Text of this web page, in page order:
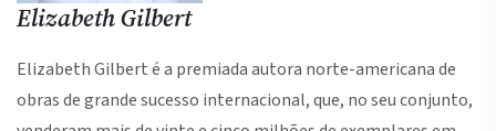
Elizabeth Gilbert
Elizabeth Gilbert é a premiada autora norte-americana de
obras de grande sucesso internacional, que, no seu conjunto,